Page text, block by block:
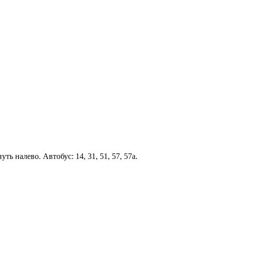
налево. Автобус: 14, 31, 51, 57, 57а.